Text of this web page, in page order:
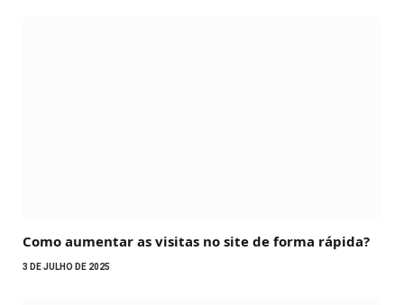
Como aumentar as visitas no site de forma rápida?
3 DE JULHO DE 2025